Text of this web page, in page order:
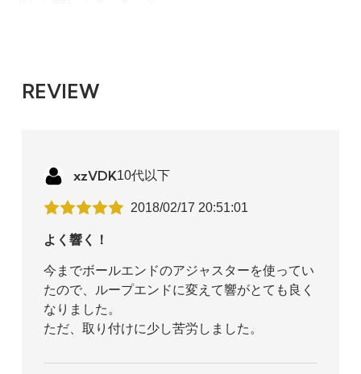
REVIEW
xzVDK10代以下
2018/02/17 20:51:01
よく響く！
今までボールエンドのアジャスターを使ってい
たので、ループエンドに変えて響がとても良く
なりました。
ただ、取り付けに少し苦労しました。